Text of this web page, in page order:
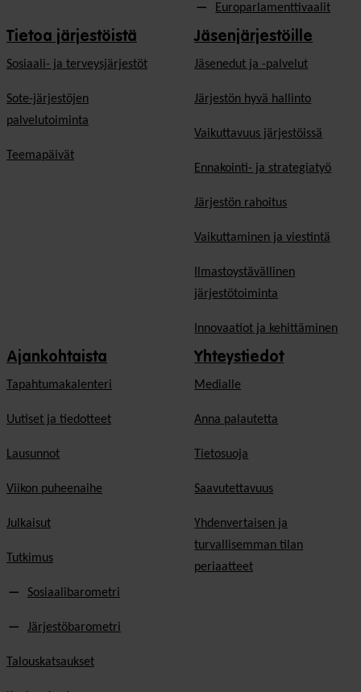
Europarlamenttivaalit
Tietoa järjestöistä
Sosiaali- ja terveysjärjestöt
Sote-järjestöjen
palvelutoiminta
Teemapäivät
Jäsenjärjestöille
Jäsen­edut ja -palvelut
Järjestön hyvä hallinto
Vaikuttavuus järjestöissä
Ennakointi- ja strategiatyö
Järjestön rahoitus
Vaikuttaminen ja viestintä
Ilmastoystävällinen
järjestötoiminta
Innovaatiot ja kehittäminen
Ajankohtaista
Tapahtumakalenteri
Uutiset ja tiedotteet
Lausunnot
Viikon puheenaihe
Julkaisut
Tutkimus
Sosiaalibarometri
Järjestöbarometri
Talouskatsaukset
Yhteystiedot
Medialle
Anna palautetta
Tietosuoja
Saavutettavuus
Yhdenvertaisen ja
turvallisemman tilan
periaatteet